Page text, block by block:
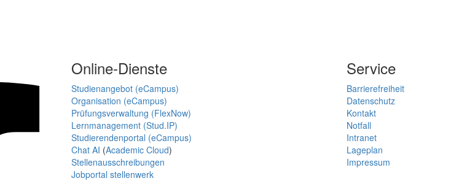
Online-Dienste
Studienangebot (eCampus)
Organisation (eCampus)
Prüfungsverwaltung (FlexNow)
Lernmanagement (Stud.IP)
Studierendenportal (eCampus)
Chat AI (Academic Cloud)
Stellenausschreibungen
Jobportal stellenwerk
Service
Barrierefreiheit
Datenschutz
Kontakt
Notfall
Intranet
Lageplan
Impressum